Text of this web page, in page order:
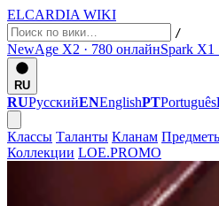
ELCARDIA WIKI
/
NewAge X2 · 780 онлайнSpark X1
RU
RUРусскийENEnglishPTPortuguês
Классы Таланты Кланам
Коллекции LOE.PROMO